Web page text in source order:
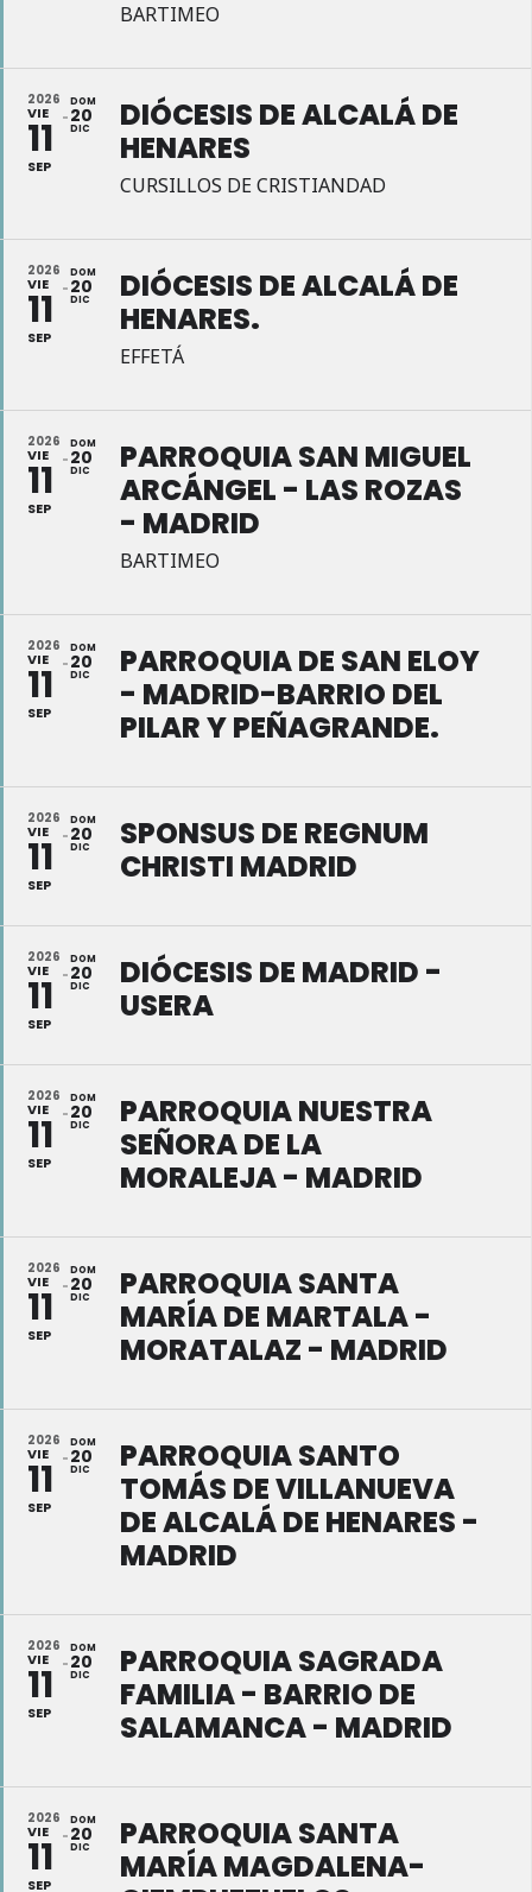
BARTIMEO
2026
VIE
11
SEP
DOM
20
DIC
DIÓCESIS DE ALCALÁ DE
HENARES
CURSILLOS DE CRISTIANDAD
2026
VIE
11
SEP
DOM
20
DIC
DIÓCESIS DE ALCALÁ DE
HENARES.
EFFETÁ
2026
VIE
11
SEP
DOM
20
DIC
PARROQUIA SAN MIGUEL
ARCÁNGEL - LAS ROZAS
- MADRID
BARTIMEO
2026
VIE
11
SEP
DOM
20
DIC
PARROQUIA DE SAN ELOY
- MADRID-BARRIO DEL
PILAR Y PEÑAGRANDE.
2026
VIE
11
SEP
DOM
20
DIC
SPONSUS DE REGNUM
CHRISTI MADRID
2026
VIE
11
SEP
DOM
20
DIC
DIÓCESIS DE MADRID -
USERA
2026
VIE
11
SEP
DOM
20
DIC
PARROQUIA NUESTRA
SEÑORA DE LA
MORALEJA - MADRID
2026
VIE
11
SEP
DOM
20
DIC
PARROQUIA SANTA
MARÍA DE MARTALA -
MORATALAZ - MADRID
2026
VIE
11
SEP
DOM
20
DIC
PARROQUIA SANTO
TOMÁS DE VILLANUEVA
DE ALCALÁ DE HENARES -
MADRID
2026
VIE
11
SEP
DOM
20
DIC
PARROQUIA SAGRADA
FAMILIA - BARRIO DE
SALAMANCA - MADRID
2026
VIE
11
SEP
DOM
20
DIC
PARROQUIA SANTA
MARÍA MAGDALENA-